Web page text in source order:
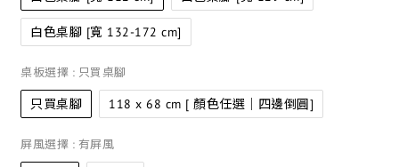
白色桌腳 [寬 132-172 cm]
桌板選擇 : 只買桌腳
只買桌腳 118 x 68 cm [ 顏色任選│四邊倒圓]
屏風選擇 : 有屏風